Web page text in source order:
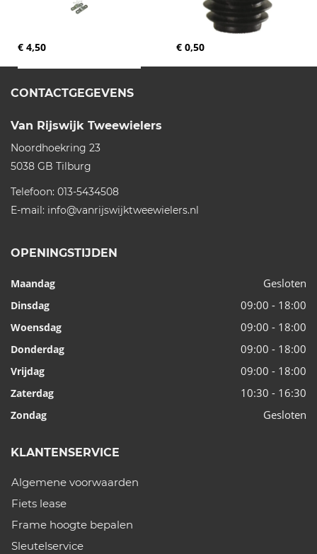
€ 4,50 € 0,50
CONTACTGEGEVENS
Van Rijswijk Tweewielers
Noordhoekring 23
5038 GB Tilburg
Telefoon: 013-5434508
E-mail: info@vanrijswijktweewielers.nl
OPENINGSTIJDEN
Maandag Gesloten
Dinsdag 09:00 - 18:00
Woensdag 09:00 - 18:00
Donderdag 09:00 - 18:00
Vrijdag 09:00 - 18:00
Zaterdag 10:30 - 16:30
Zondag Gesloten
KLANTENSERVICE
Algemene voorwaarden
Fiets lease
Frame hoogte bepalen
Sleutelservice